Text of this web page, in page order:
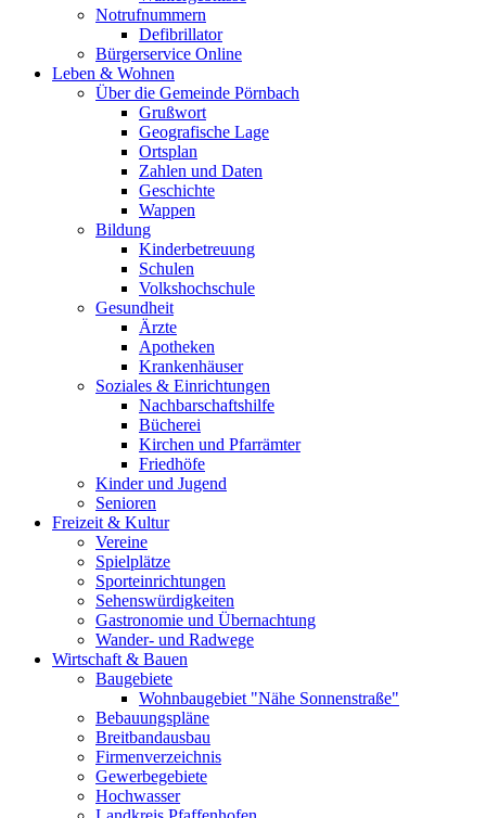
Notrufnummern
Defibrillator
Bürgerservice Online
Leben & Wohnen
Über die Gemeinde Pörnbach
Grußwort
Geografische Lage
Ortsplan
Zahlen und Daten
Geschichte
Wappen
Bildung
Kinderbetreuung
Schulen
Volkshochschule
Gesundheit
Ärzte
Apotheken
Krankenhäuser
Soziales & Einrichtungen
Nachbarschaftshilfe
Bücherei
Kirchen und Pfarrämter
Friedhöfe
Kinder und Jugend
Senioren
Freizeit & Kultur
Vereine
Spielplätze
Sporteinrichtungen
Sehenswürdigkeiten
Gastronomie und Übernachtung
Wander- und Radwege
Wirtschaft & Bauen
Baugebiete
Wohnbaugebiet "Nähe Sonnenstraße"
Bebauungspläne
Breitbandausbau
Firmenverzeichnis
Gewerbegebiete
Hochwasser